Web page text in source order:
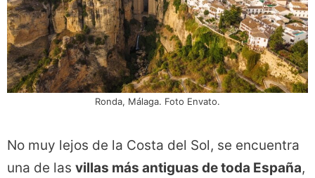
Ronda, Málaga. Foto Envato.
No muy lejos de la Costa del Sol, se encuentra
una de las villas más antiguas de toda España,